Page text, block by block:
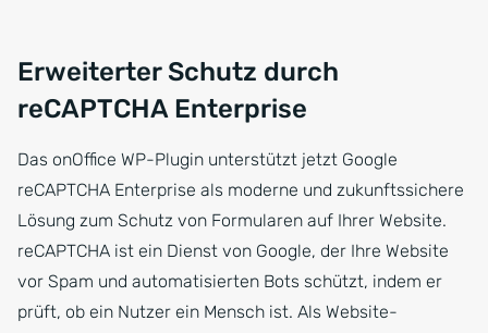
Erweiterter Schutz durch
reCAPTCHA Enterprise
Das onOffice WP-Plugin unterstützt jetzt Google
reCAPTCHA Enterprise als moderne und zukunftssichere
Lösung zum Schutz von Formularen auf Ihrer Website.
reCAPTCHA ist ein Dienst von Google, der Ihre Website
vor Spam und automatisierten Bots schützt, indem er
prüft, ob ein Nutzer ein Mensch ist. Als Website-